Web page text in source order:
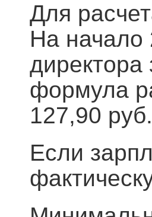
Для
На начало
формула
127,90 руб.
Если